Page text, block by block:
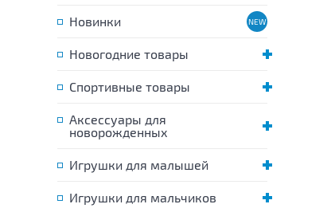
Новинки
Новогодние товары
Спортивные товары
Аксессуары для
новорожденных
Игрушки для малышей
Игрушки для мальчиков